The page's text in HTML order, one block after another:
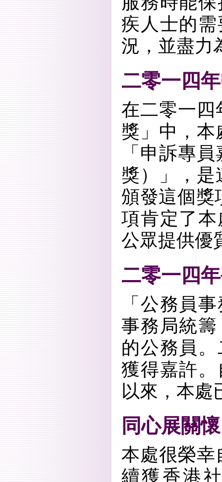
疾人士的
況，並盡力
二零一四
在二零一四
獎」中，本
「申訴專
獎）」，是
頒發這個獎
項肯定了
公眾提供優
二零一四
「公務員
事務局統
的公務員
獲得嘉許
以來，本處
同心展關懷
本處很榮幸
續獲香港